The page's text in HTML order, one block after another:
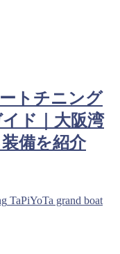
ートチニング
ド｜大阪湾
備を紹介
TaPiYoTa grand boat